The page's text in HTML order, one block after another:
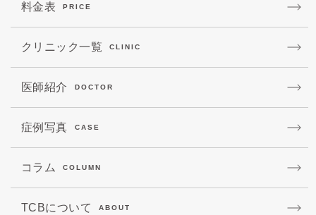
料金表 PRICE
クリニック一覧 CLINIC
医師紹介 DOCTOR
症例写真 CASE
コラム COLUMN
TCBについて ABOUT